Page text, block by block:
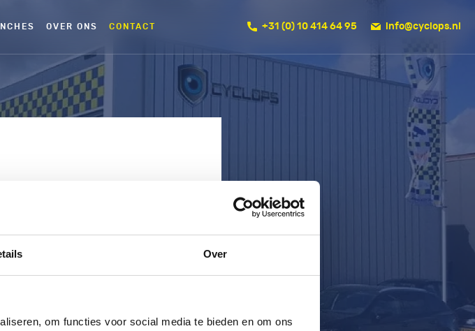
Over
om functies voor social media te bieden en om ons
OVER ONS CONTACT +31 (0) 10 414 64 95 info@cyclops.nl